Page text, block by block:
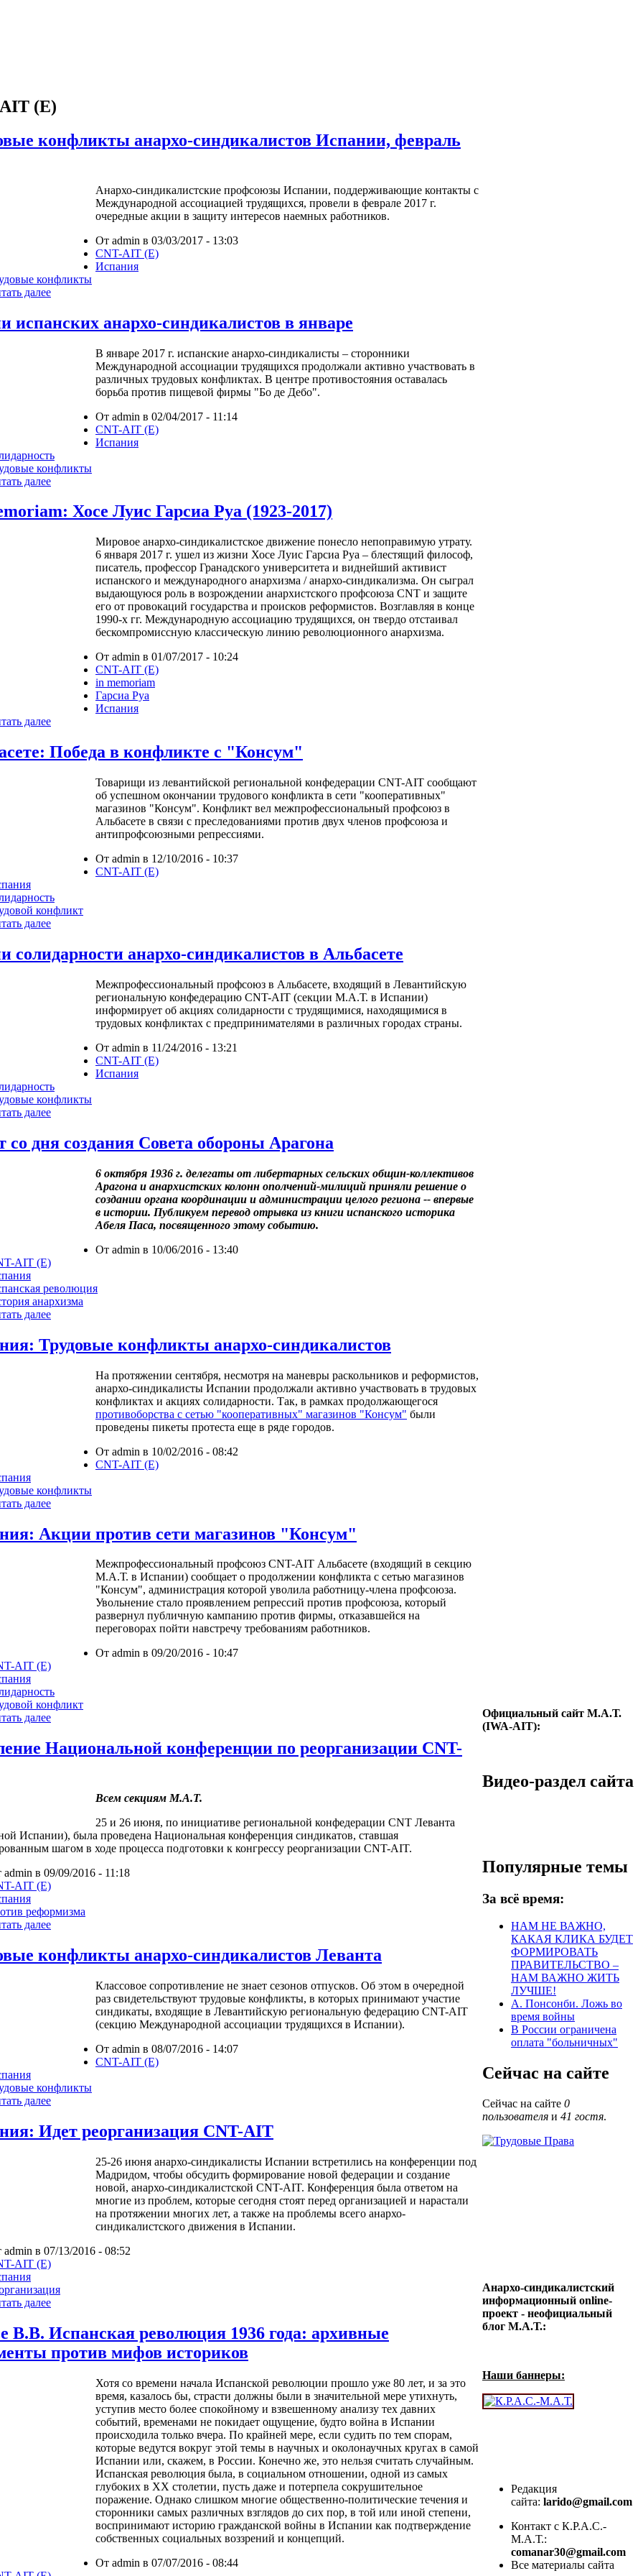
(E)
конфликты анархо-синдикалистов Испании, февраль
Анархо-синдикалистские профсоюзы Испании, поддерживающие контакты с
Международной ассоциацией трудящихся, провели в феврале 2017 г.
очередные акции в защиту интересов наемных работников.
От admin в 03/03/2017 - 13:03
CNT-AIT (E)
Испания
конфликты
далее
испанских анархо-синдикалистов в январе
В январе 2017 г. испанские анархо-синдикалисты – сторонники
Международной ассоциации трудящихся продолжали активно участвовать в
различных трудовых конфликтах. В центре противостояния оставалась
борьба против пищевой фирмы "Бо де Дебо".
От admin в 02/04/2017 - 11:14
CNT-AIT (E)
Испания
конфликты
далее
Хосе Луис Гарсиа Руа (1923-2017)
Мировое анархо-синдикалистское движение понесло непоправимую утрату.
6 января 2017 г. ушел из жизни Хосе Луис Гарсиа Руа – блестящий философ,
писатель, профессор Гранадского университета и виднейший активист
испанского и международного анархизма / анархо-синдикализма. Он сыграл
выдающуюся роль в возрождении анархистского профсоюза CNT и защите
его от провокаций государства и происков реформистов. Возглавляя в конце
1990-х гг. Международную ассоциацию трудящихся, он твердо отстаивал
бескомпромиссную классическую линию революционного анархизма.
От admin в 01/07/2017 - 10:24
CNT-AIT (E)
in memoriam
Гарсиа Руа
Испания
далее
Победа в конфликте с "Консум"
Товарищи из левантийской региональной конфедерации CNT-AIT сообщают
об успешном окончании трудового конфликта в сети "кооперативных"
магазинов "Консум". Конфликт вел межпрофессиональный профсоюз в
Альбасете в связи с преследованиями против двух членов профсоюза и
антипрофсоюзными репрессиями.
От admin в 12/10/2016 - 10:37
CNT-AIT (E)
конфликт
далее
солидарности анархо-синдикалистов в Альбасете
Межпрофессиональный профсоюз в Альбасете, входящий в Левантийскую
региональную конфедерацию CNT-AIT (секции М.А.Т. в Испании)
информирует об акциях солидарности с трудящимися, находящимися в
трудовых конфликтах с предпринимателями в различных городах страны.
От admin в 11/24/2016 - 13:21
CNT-AIT (E)
Испания
конфликты
далее
со дня создания Совета обороны Арагона
6 октября 1936 г. делегаты от либертарных сельских общин-коллективов
Арагона и анархистских колонн ополчений-милиций приняли решение о
создании органа координации и администрации целого региона -- впервые
в истории. Публикуем перевод отрывка из книги испанского историка
Абеля Паса, посвященного этому событию.
От admin в 10/06/2016 - 13:40
AIT (E)
революция
анархизма
далее
Трудовые конфликты анархо-синдикалистов
На протяжении сентября, несмотря на маневры раскольников и реформистов,
анархо-синдикалисты Испании продолжали активно участвовать в трудовых
конфликтах и акциях солидарности. Так, в рамках продолжающегося
противоборства с сетью "кооперативных" магазинов "Консум" были
проведены пикеты протеста еще в ряде городов.
От admin в 10/02/2016 - 08:42
CNT-AIT (E)
конфликты
далее
Акции против сети магазинов "Консум"
Межпрофессиональный профсоюз CNT-AIT Альбасете (входящий в секцию
М.А.Т. в Испании) сообщает о продолжении конфликта с сетью магазинов
"Консум", администрация которой уволила работницу-члена профсоюза.
Увольнение стало проявлением репрессий против профсоюза, который
развернул публичную кампанию против фирмы, отказавшейся на
переговорах пойти навстречу требованиям работников.
От admin в 09/20/2016 - 10:47
AIT (E)
конфликт
далее
Национальной конференции по реорганизации CNT-
Всем секциям М.А.Т.
25 и 26 июня, по инициативе региональной конфедерации CNT Леванта
Испании), была проведена Национальная конференция синдикатов, ставшая
шагом в ходе процесса подготовки к конгрессу реорганизации CNT-AIT.
admin в 09/09/2016 - 11:18
AIT (E)
реформизма
далее
конфликты анархо-синдикалистов Леванта
Классовое сопротивление не знает сезонов отпусков. Об этом в очередной
раз свидетельствуют трудовые конфликты, в которых принимают участие
синдикаты, входящие в Левантийскую региональную федерацию CNT-AIT
(секцию Международной ассоциации трудящихся в Испании).
От admin в 08/07/2016 - 14:07
CNT-AIT (E)
конфликты
далее
Идет реорганизация CNT-AIT
25-26 июня анархо-синдикалисты Испании встретились на конференции под
Мадридом, чтобы обсудить формирование новой федерации и создание
новой, анархо-синдикалистской CNT-AIT. Конференция была ответом на
многие из проблем, которые сегодня стоят перед организацией и нарастали
на протяжении многих лет, а также на проблемы всего анархо-
синдикалистского движения в Испании.
admin в 07/13/2016 - 08:52
AIT (E)
далее
В.В. Испанская революция 1936 года: архивные
против мифов историков
Хотя со времени начала Испанской революции прошло уже 80 лет, и за это
время, казалось бы, страсти должны были в значительной мере утихнуть,
уступив место более спокойному и взвешенному анализу тех давних
событий, временами не покидает ощущение, будто война в Испании
происходила только вчера. По крайней мере, если судить по тем спорам,
которые ведутся вокруг этой темы в научных и околонаучных кругах в самой
Испании или, скажем, в России. Конечно же, это нельзя считать случайным.
Испанская революция была, в социальном отношении, одной из самых
глубоких в ХХ столетии, пусть даже и потерпела сокрушительное
поражение. Однако слишком многие общественно-политические течения и
сторонники самых различных взглядов до сих пор, в той или иной степени,
воспринимают историю гражданской войны в Испании как подтверждение
собственных социальных воззрений и концепций.
От admin в 07/07/2016 - 08:44
Официальный сайт М.А.Т.
(IWA-AIT):
Видео-раздел сайта
Популярные темы
За всё время:
НАМ НЕ ВАЖНО,
КАКАЯ КЛИКА БУДЕТ
ФОРМИРОВАТЬ
ПРАВИТЕЛЬСТВО –
НАМ ВАЖНО ЖИТЬ
ЛУЧШЕ!
А. Понсонби. Ложь во
время войны
В России ограничена
оплата "больничных"
Сейчас на сайте
Сейчас на сайте 0
пользователя и 41 гостя.
Анархо-синдикалистский
информационный online-
проект - неофициальный
блог М.А.Т.:
Наши баннеры:
Редакция
сайта: larido@gmail.com
Контакт с К.Р.А.С.-
М.А.Т.:
comanar30@gmail.com
Все материалы сайта